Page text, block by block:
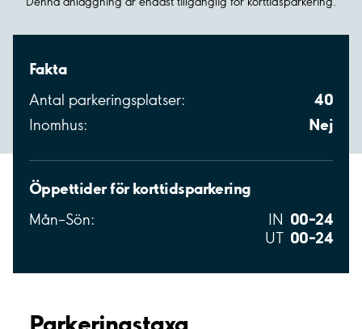
Fakta
Antal parkeringsplatser: 40
Inomhus: Nej
Öppettider för korttidsparkering
Mån–Sön: IN 00–24
UT 00–24